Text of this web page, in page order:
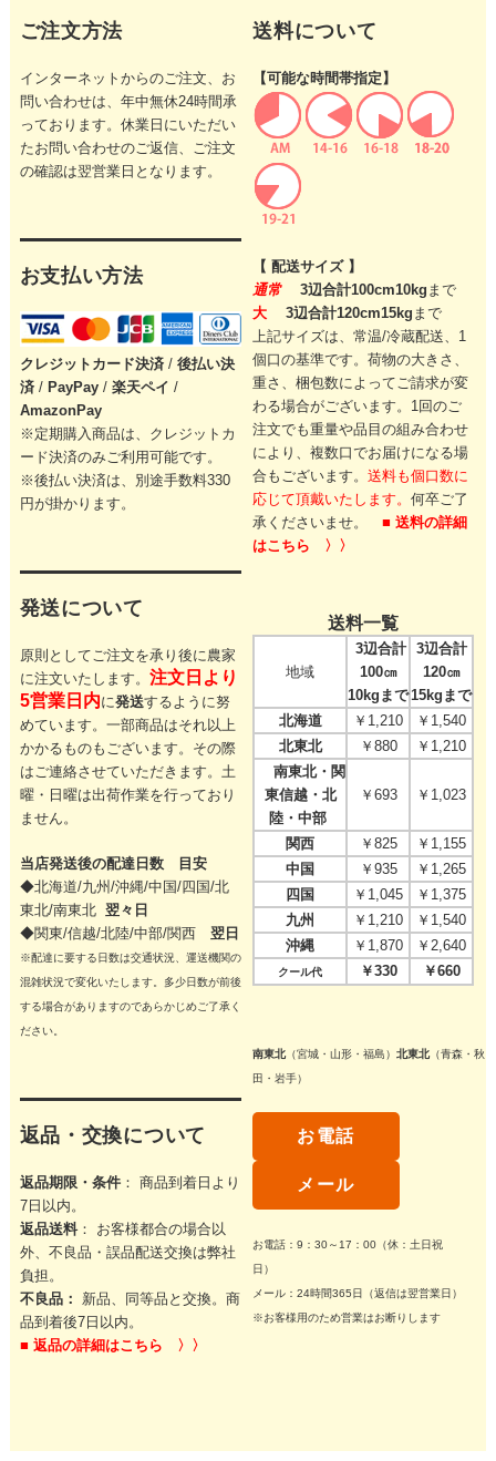
ご注文方法
インターネットからのご注文、お
問い合わせは、年中無休24時間承
っております。休業日にいただい
たお問い合わせのご返信、ご注文
の確認は翌営業日となります。
お支払い方法
クレジットカード決済 / 後払い決
済/ PayPay/ 楽天ペイ /
AmazonPay
※定期購入商品は、クレジットカ
ード決済のみご利用可能です。
※後払い決済は、別途手数料330
円が掛かります。
発送について
原則としてご注文を承り後に農家
に注文いたします。 注文日より
5営業日内に発送するように努
めています。一部商品はそれ以上
かかるものもございます。その際
はご連絡させていただきます。 土
曜・日曜は出荷作業を行っており
ません。
当店発送後の配達日数 目安
◆北海道/九州/沖縄/中国/四国/北
東北/南東北 翌々日
◆関東/信越/北陸/中部/関西 翌日
※配達に要する日数は交通状況、運送機関の
混雑状況で変化いたします。多少日数が前後
する場合がありますのであらかじめご了承く
ださい。
返品・交換について
返品期限・条件： 商品到着日より
7日以内。
返品送料： お客様都合の場合以
外、不良品・誤品配送交換は弊社
負担。
不良品：
新品、同等品と交換。商
品到着後7日以内。
■ 返品の詳細はこちら 〉〉
送料について
【可能な時間帯指定】
【 配送サイズ 】
通常
3辺合計100cm10kg まで
大
3辺合計120cm15kg まで
上記サイズは、常温/冷蔵配送、1
個口の基準です。荷物の大きさ、
重さ、梱包数によってご請求が変
わる場合がございます。 1回のご
注文でも重量や品目の組み合わせ
により、複数口でお届けになる場
合もございます。送料も個口数に
応じて頂戴いたします。何卒ご了
承くださいませ。■ 送料の詳細
はこちら 〉〉
送料一覧
地域
3辺合計
100㎝
10kgまで
3辺合計
120㎝
15kgまで
北海道
￥1,210
￥1,540
北東北
￥880
￥1,210
南東北・関
東信越・北
陸・中部
￥693 ￥1,023
関西 ￥825
￥1,155
中国
￥935
￥1,265
四国
￥1,045
￥1,375
九州
￥1,210
￥1,540
沖縄
￥1,870 ￥2,640
クール代 ￥330 ￥660
南東北（宮城・山形・福島）北東北（青森・秋
田・岩手）
お電話
メール
お電話：9：30～17：00（休：土日祝
日）
メール：24時間365日（返信は翌営業日）
※お客様用のため営業はお断りします